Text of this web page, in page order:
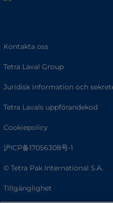
Kontakta oss
Tetra Laval Group
Juridisk information och
Tetra Lavals uppförandekod
Cookiepolicy
沪ICP备17056308号-1
© Tetra Pak International S.A.
Tillgänglighet